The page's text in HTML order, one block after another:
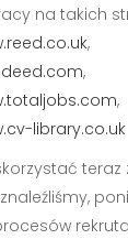
na takich
,
,
,
library.co.uk
teraz